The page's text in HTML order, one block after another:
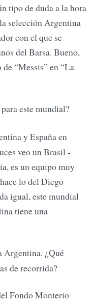
tipo de duda a la hora
selección Argentina
con el que se
del Barsa. Bueno,
“Messis” en “La
este mundial?
y España en
veo un Brasil -
es un equipo muy
lo del Diego
igual, este mundial
tiene una
Argentina. ¿Qué
de recorrida?
Fondo Monterio